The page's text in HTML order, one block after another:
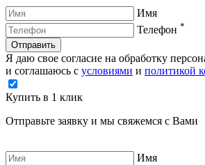
Имя
Телефон *
Отправить
Я даю свое согласие на обработку
и соглашаюсь с условиями и политикой
Купить в 1 клик
Отправьте заявку и мы свяжемся с Вами
Имя